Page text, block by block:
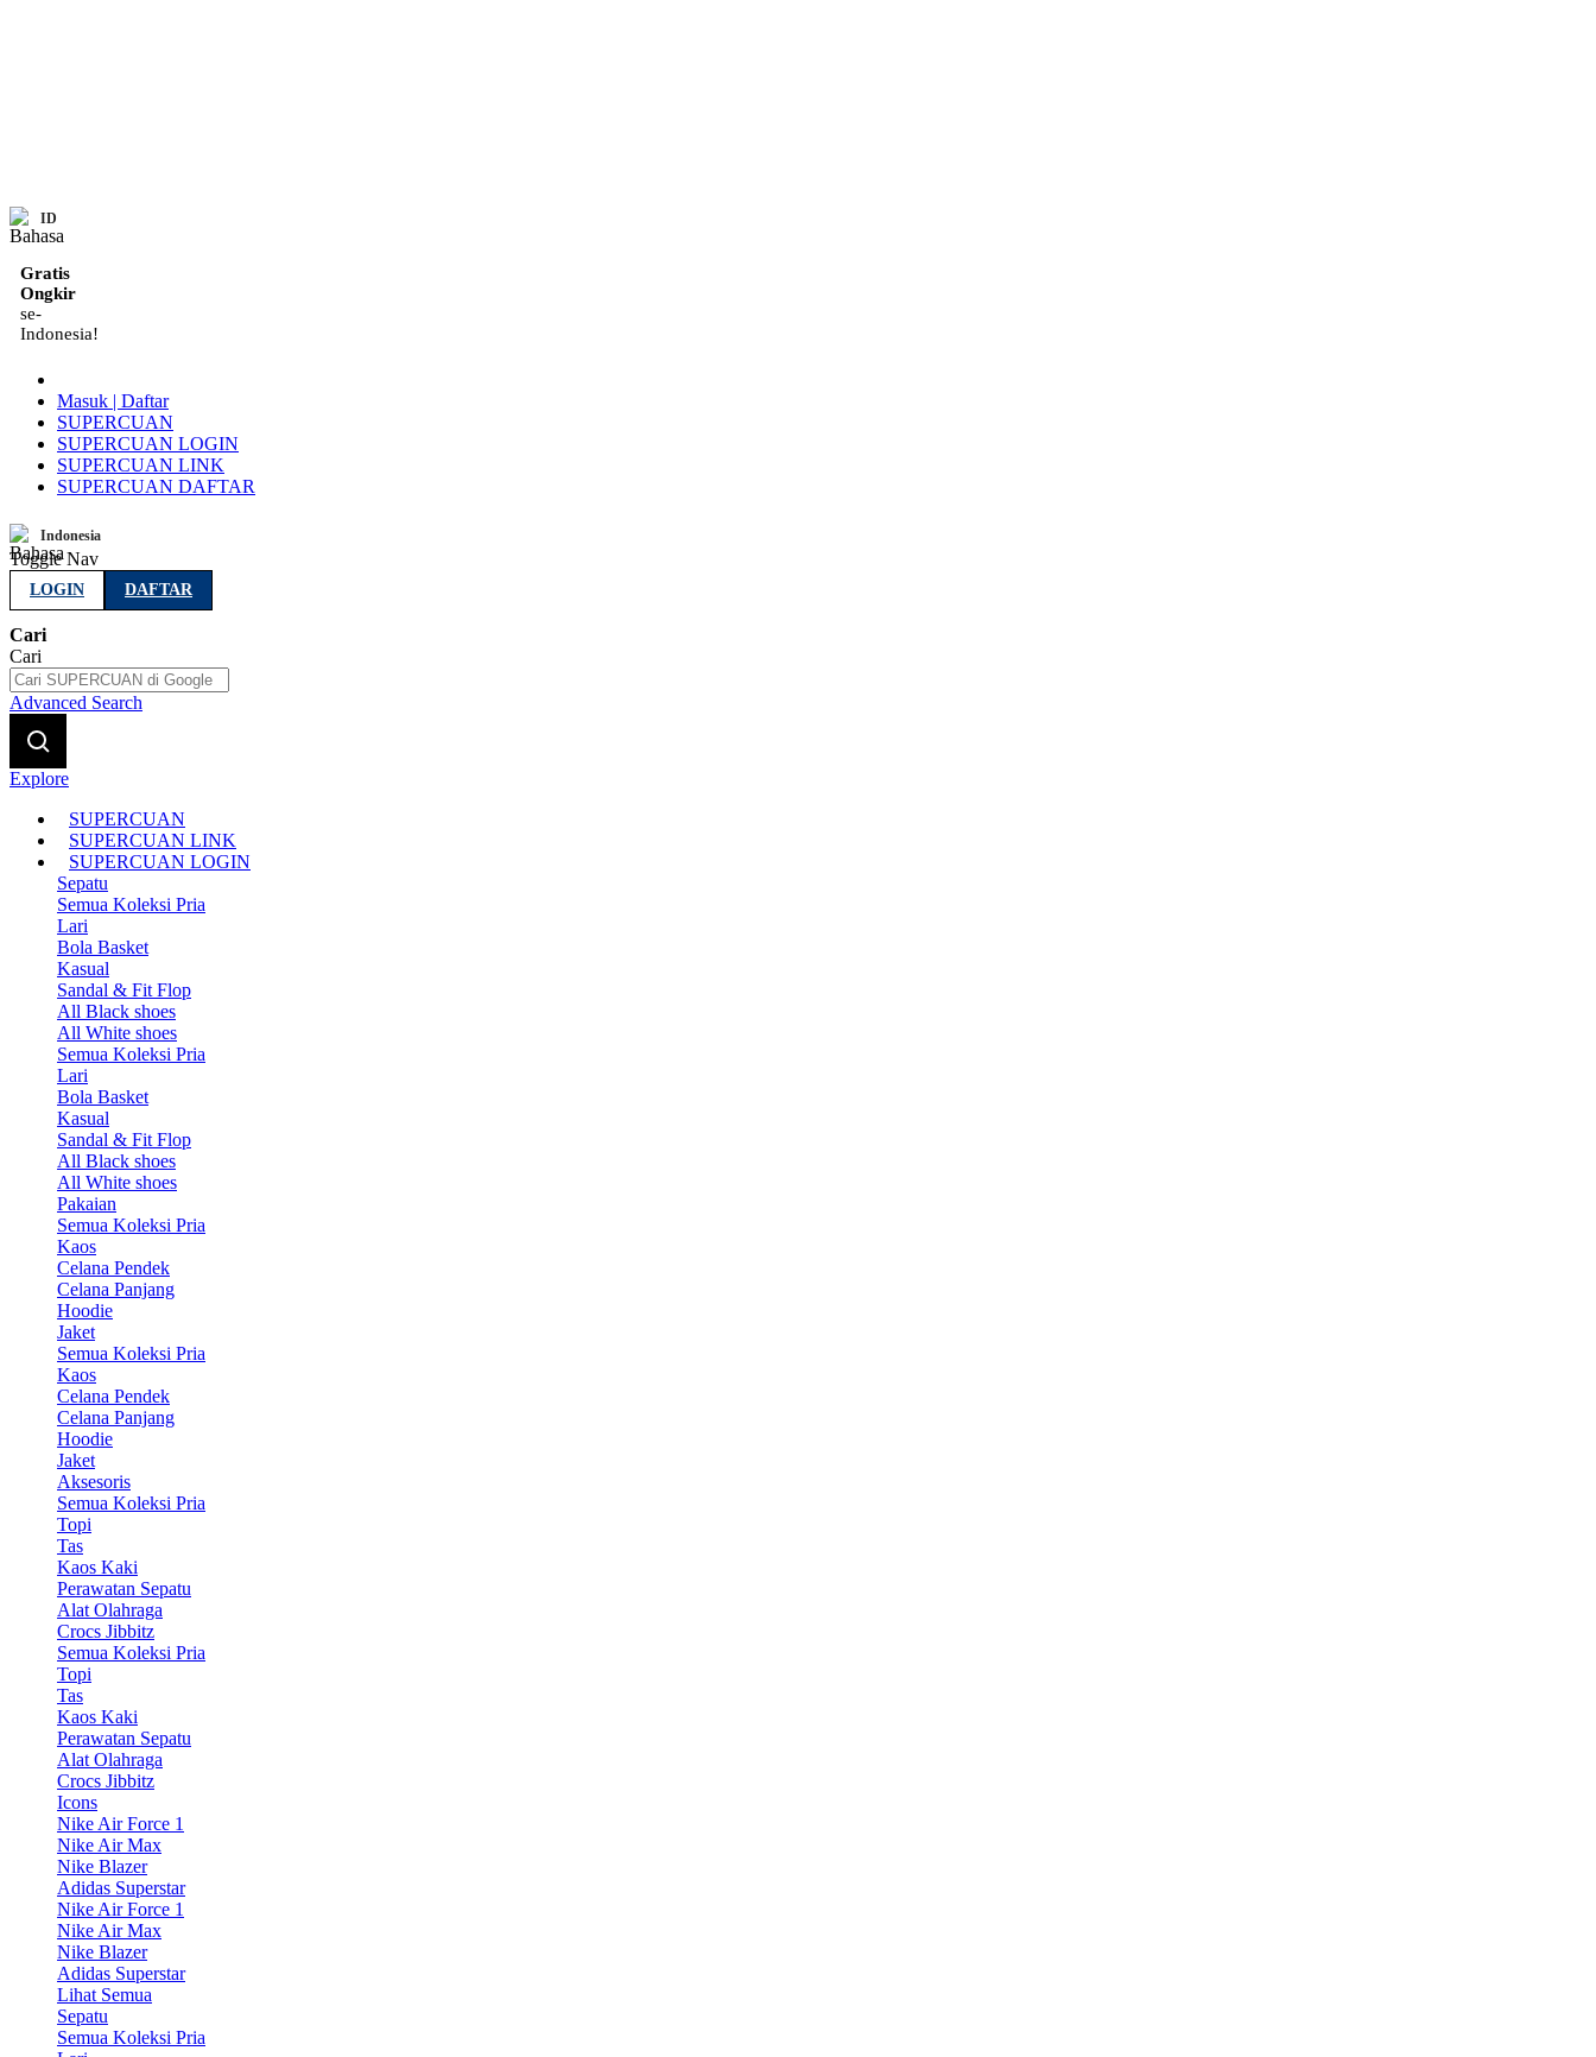
ID
Gratis
Ongkir
se-
Indonesia!
Masuk | Daftar
SUPERCUAN
SUPERCUAN LOGIN
SUPERCUAN LINK
SUPERCUAN DAFTAR
Indonesia
Toggle Nav
LOGIN DAFTAR
Cari
Cari
Advanced Search
Explore
SUPERCUAN
SUPERCUAN LINK
SUPERCUAN LOGIN
Sepatu
Semua Koleksi Pria
Lari
Bola Basket
Kasual
Sandal & Fit Flop
All Black shoes
All White shoes
Semua Koleksi Pria
Lari
Bola Basket
Kasual
Sandal & Fit Flop
All Black shoes
All White shoes
Pakaian
Semua Koleksi Pria
Kaos
Celana Pendek
Celana Panjang
Hoodie
Jaket
Semua Koleksi Pria
Kaos
Celana Pendek
Celana Panjang
Hoodie
Jaket
Aksesoris
Semua Koleksi Pria
Topi
Tas
Kaos Kaki
Perawatan Sepatu
Alat Olahraga
Crocs Jibbitz
Semua Koleksi Pria
Topi
Tas
Kaos Kaki
Perawatan Sepatu
Alat Olahraga
Crocs Jibbitz
Icons
Nike Air Force 1
Nike Air Max
Nike Blazer
Adidas Superstar
Nike Air Force 1
Nike Air Max
Nike Blazer
Adidas Superstar
Lihat Semua
Sepatu
Semua Koleksi Pria